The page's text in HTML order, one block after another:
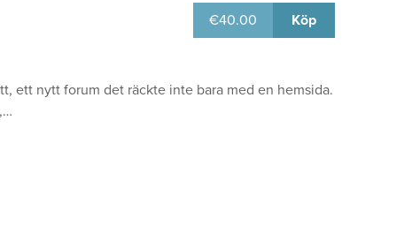
€40.00 Köp
ett nytt forum det räckte inte bara med en hemsida.